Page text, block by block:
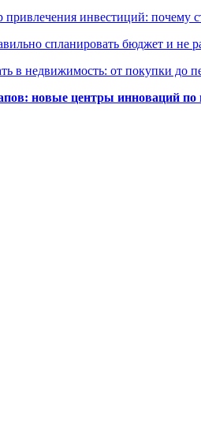
привлечения инвестиций: почему
спланировать бюджет и не
в недвижимость: от покупки до
новые центры инноваций по